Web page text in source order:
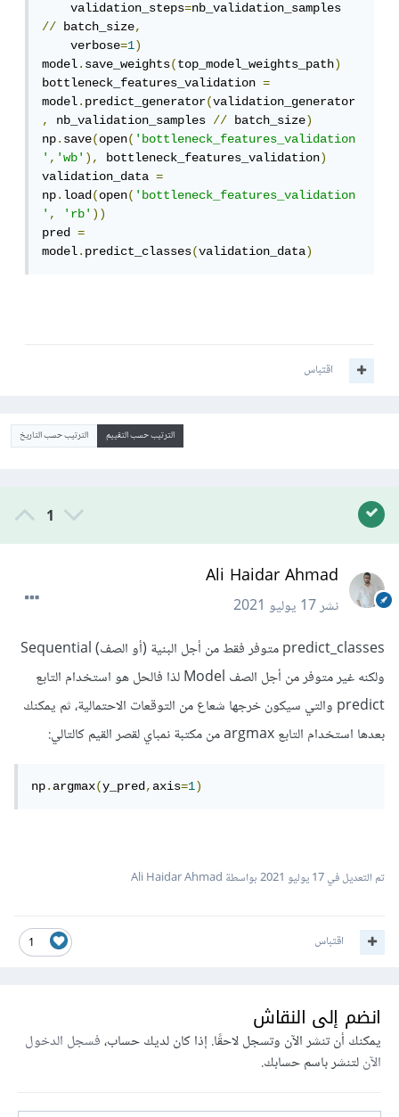
    validation_steps
=
// batch_size,
    verbose
=1)
model.save_weights(top_model_weights_path)
bottleneck_features_validation =
model.predict_generator(validation_generator
,
nb_validation_samples // batch_size)
np.save(open('bottleneck_features_validation
','wb'), bottleneck_features_validation)
validation_data =
np.load(open('bottleneck_features_validation
', 'rb'))
pred =
model.predict_classes(validation_data)
اقتباس
الترتيب حسب التقييم الترتيب حسب التاريخ
1
Ali Haidar Ahmad
نشر17 يوليو 2021
predict_classes متوفر فقط من أجل البنية (أو الصف) Sequential
ولكنه غير متوفر من أجل الصف Model لذا فالحل هو استخدام التابع
predict والتي سيكون خرجها شعاع من التوقعات الاحتمالية، ثم يمكنك
بعدها استخدام التابع argmax من مكتبة نمباي لقصر القيم كالتالي:
np.argmax(y_pred,axis=1)
تم التعديل في17 يوليو 2021 بواسطة Ali Haidar Ahmad
1 اقتباس
انضم إلى النقاش
يمكنك أن تنشر الآن وتسجل لاحقًا. إذا كان لديك حساب،فسجل الدخول
الآنلتنشر باسم حسابك.